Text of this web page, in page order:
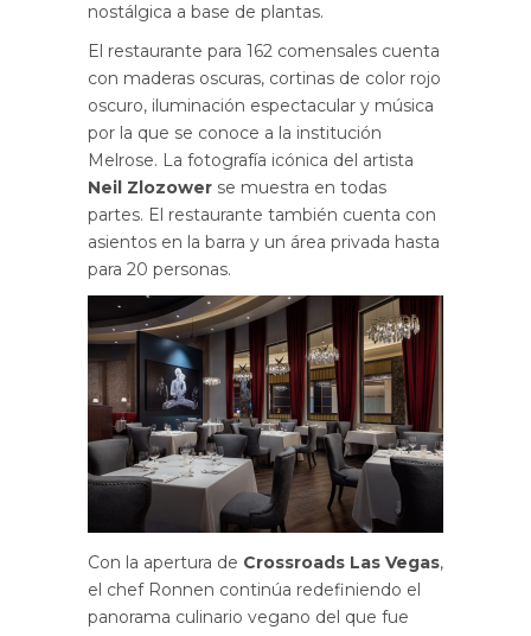
nostálgica a base de plantas.
El restaurante para 162 comensales cuenta
con maderas oscuras, cortinas de color rojo
oscuro, iluminación espectacular y música
por la que se conoce a la institución
Melrose. La fotografía icónica del artista
Neil Zlozower se muestra en todas
partes. El restaurante también cuenta con
asientos en la barra y un área privada hasta
para 20 personas.
Con la apertura de Crossroads Las Vegas,
el chef Ronnen continúa redefiniendo el
panorama culinario vegano del que fue